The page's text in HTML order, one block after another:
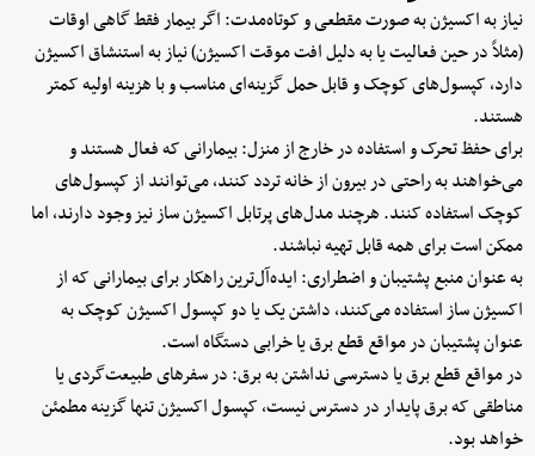
نیاز به اکسیژن به صورت مقطعی و کوتاه‌مدت: اگر بیمار فقط گاهی اوقات
(مثلاً در حین فعالیت یا به دلیل افت موقت اکسیژن) نیاز به استنشاق اکسیژن
دارد، کپسول‌های کوچک و قابل حمل گزینه‌ای مناسب و با هزینه اولیه کمتر
هستند.
برای حفظ تحرک و استفاده در خارج از منزل: بیمارانی که فعال هستند و
می‌خواهند به راحتی در بیرون از خانه تردد کنند، می‌توانند از کپسول‌های
کوچک استفاده کنند. هرچند مدل‌های پرتابل اکسیژن ساز نیز وجود دارند، اما
ممکن است برای همه قابل تهیه نباشند.
به عنوان منبع پشتیبان و اضطراری: ایده‌آل‌ترین راهکار برای بیمارانی که از
اکسیژن ساز استفاده می‌کنند، داشتن یک یا دو کپسول اکسیژن کوچک به
عنوان پشتیبان در مواقع قطع برق یا خرابی دستگاه است.
در مواقع قطع برق یا دسترسی نداشتن به برق: در سفرهای طبیعت‌گردی یا
مناطقی که برق پایدار در دسترس نیست، کپسول اکسیژن تنها گزینه مطمئن
خواهد بود.